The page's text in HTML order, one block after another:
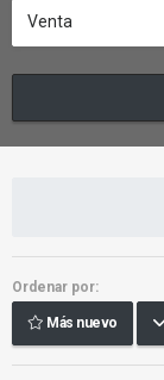
Venta
Ordenar por:
Más nuevo